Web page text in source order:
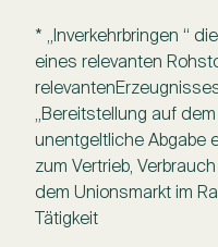
* „Inverkehrbringen “
eines relevanten
„Bereitstellung auf
unentgeltliche Abgabe
zum Vertrieb,
dem Unionsmarkt im
Tätigkeit